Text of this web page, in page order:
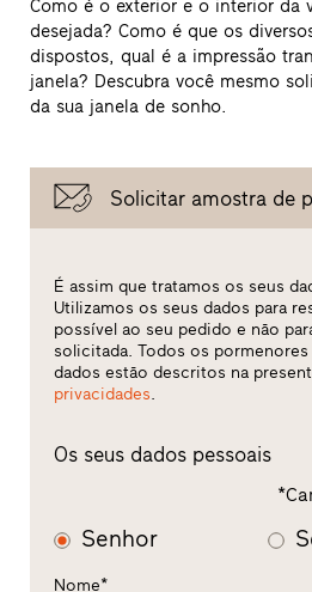
distribuidor
Acessos
rápidos
Como é o exterior e o interior da
desejada? Como é que os
dispostos, qual é a impressão
janela? Descubra você mesmo
da sua janela de sonho.
Solicitar amostra de
É assim que tratamos os seus
Utilizamos os seus dados para
possível ao seu pedido e não
solicitada. Todos os
dados estão descritos na
privacidades.
Os seus dados pessoais
Senhor
Nome*